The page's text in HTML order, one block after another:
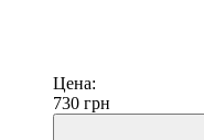
Цена:
730 грн